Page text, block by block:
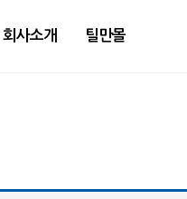
회사소개 틸만몰